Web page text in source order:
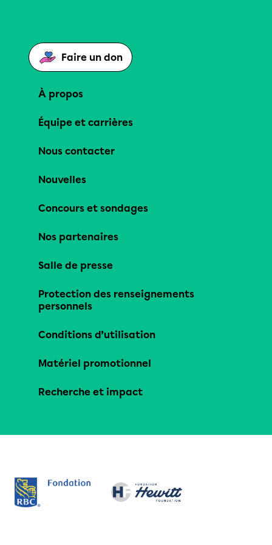
Faire un don
À propos
Équipe et carrières
Nous contacter
Nouvelles
Concours et sondages
Nos partenaires
Salle de presse
Protection des renseignements
personnels
Conditions d’utilisation
Matériel promotionnel
Recherche et impact